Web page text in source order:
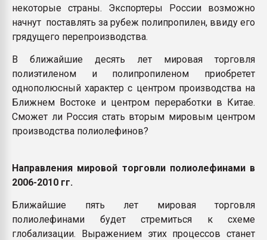
некоторые страны. Экспортеры России возможно
начнут поставлять за рубеж полипропилен, ввиду его
грядущего перепроизводства.
В ближайшие десять лет мировая торговля
полиэтиленом и полипропиленом приобретет
однополюсный характер с центром производства на
Ближнем Востоке и центром переработки в Китае.
Сможет ли Россия стать вторым мировым центром
производства полиолефинов?
Направления мировой торговли полиолефинами в
2006-2010 гг.
Ближайшие пять лет мировая торговля
полиолефинами будет стремиться к схеме
глобализации. Выражением этих процессов станет